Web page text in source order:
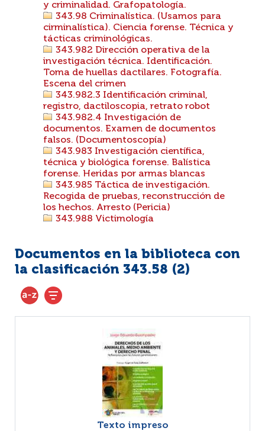
y criminalidad. Grafopatología.
343.98 Criminalística. (Usamos para
cirminalística). Ciencia forense. Técnica y
tácticas criminológicas.
343.982 Dirección operativa de la
investigación técnica. Identificación.
Toma de huellas dactilares. Fotografía.
Escena del crimen
343.982.3 Identificación criminal,
registro, dactiloscopia, retrato robot
343.982.4 Investigación de
documentos. Examen de documentos
falsos. (Documentoscopía)
343.983 Investigación científica,
técnica y biológica forense. Balística
forense. Heridas por armas blancas
343.985 Táctica de investigación.
Recogida de pruebas, reconstrucción de
los hechos. Arresto (Pericia)
343.988 Victimología
Documentos en la biblioteca con
la clasificación 343.58 (2)
Texto impreso